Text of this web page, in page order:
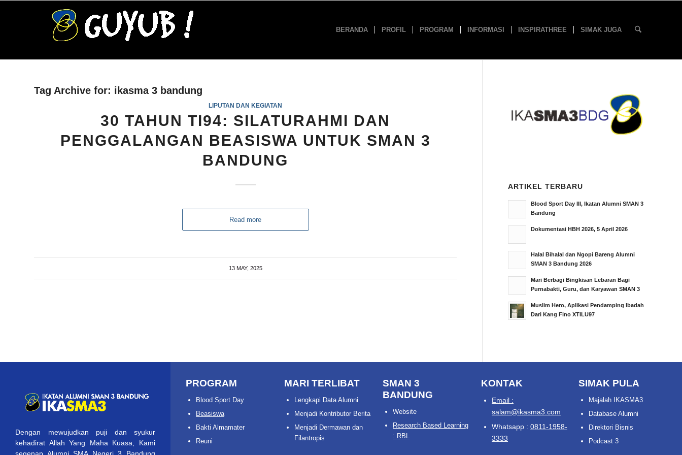
BERANDA PROFIL PROGRAM INFORMASI INSPIRATHREE SIMAK JUGA
Tag Archive for: ikasma 3 bandung
LIPUTAN DAN KEGIATAN
30 TAHUN TI94: SILATURAHMI DAN
PENGGALANGAN BEASISWA UNTUK SMAN 3
BANDUNG
Read more
13 MAY, 2025
ARTIKEL TERBARU
Blood Sport Day III, Ikatan Alumni SMAN 3
Bandung
Dokumentasi HBH 2026, 5 April 2026
Halal Bihalal dan Ngopi Bareng Alumni
SMAN 3 Bandung 2026
Mari Berbagi Bingkisan Lebaran Bagi
Purnabakti, Guru, dan Karyawan SMAN 3
Muslim Hero, Aplikasi Pendamping Ibadah
Dari Kang Fino XTILU97
Dengan mewujudkan puji dan syukur
kehadirat Allah Yang Maha Kuasa, Kami
PROGRAM
Blood Sport Day
Beasiswa
Bakti Almamater
Reuni
MARI TERLIBAT
Lengkapi Data Alumni
Menjadi Kontributor Berita
Menjadi Dermawan dan
Filantropis
SMAN 3
BANDUNG
Website
Research Based Learning
: RBL
KONTAK
Email :
salam@ikasma3.com
Whatsapp : 0811-1958-
3333
SIMAK PULA
Majalah IKASMA3
Database Alumni
Direktori Bisnis
Podcast 3